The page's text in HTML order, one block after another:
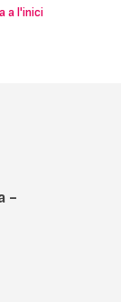
a l'inici
-